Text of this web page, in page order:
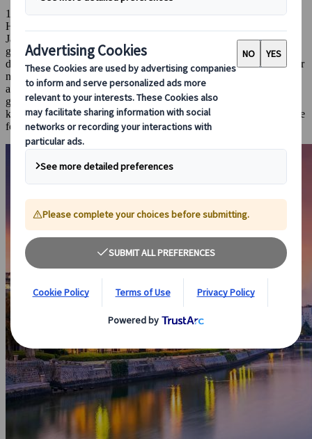
19 mar. 2024
Hovedattraktioner
Japans natteliv. Billederne som disse ord formidler, er universelt
genkendte - neon med neon på! Lige så smukt som Japan er om
dagen, lige så elektrisk og farverigt bliver det, i takt med at solen går
ned. Hvis du ikke befinder dig på den landlige side, kan
aktiviteterne i Japan variere fra sjovt, til smagsfuldt og gå helt til
grænserne af det obskure. Mens dette måske gør sig gældende for
kæmpe storbyer som Tokyo eller Osaka, kan man så sige det samme
for et højtideligt sted som Hiroshima City?